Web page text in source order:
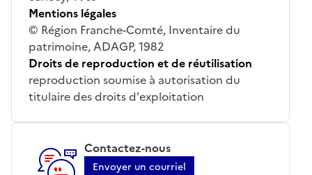
Mentions légales
© Région Franche-Comté, Inventaire du
patrimoine, ADAGP, 1982
Droits de reproduction et de réutilisation
reproduction soumise à autorisation du
titulaire des droits d'exploitation
Contactez-nous
Envoyer un courriel